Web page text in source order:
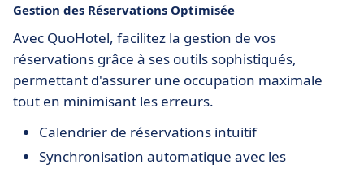
Gestion des Réservations Optimisée
Avec QuoHotel, facilitez la gestion de vos
réservations grâce à ses outils sophistiqués,
permettant d'assurer une occupation maximale
tout en minimisant les erreurs.
Calendrier de réservations intuitif
Synchronisation automatique avec les